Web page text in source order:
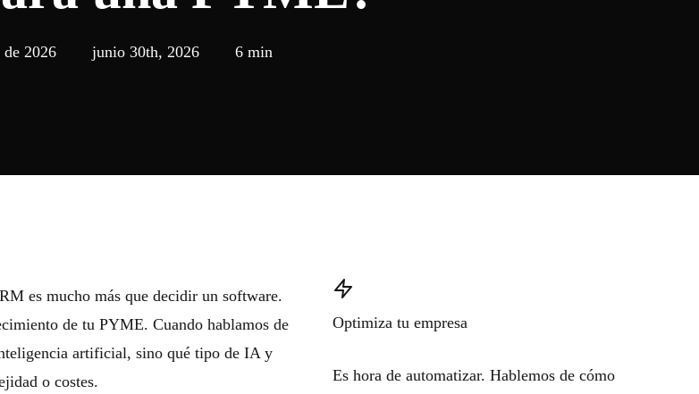
de 2026 junio 30th, 2026 6 min
es mucho más que decidir un software.
de tu PYME. Cuando hablamos de
artificial, sino qué tipo de IA y
o costes.
Optimiza tu empresa
Es hora de automatizar. Hablemos de cómo